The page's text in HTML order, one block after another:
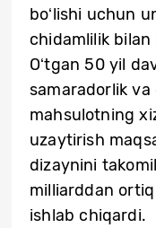
boʻlishi uchun
chidamlilik bilan
Oʻtgan 50 yil
samaradorlik
mahsulotning
uzaytirish
dizaynini
milliarddan
ishlab chiqardi.